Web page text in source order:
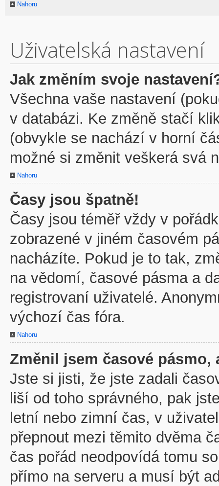
Nahoru
Uživatelská nastavení
Jak změním svoje
Všechna vaše nastavení
v databázi. Ke změně stačí
(obvykle se nachází v horní
možné si změnit veškerá svá
Nahoru
Časy jsou špatně!
Časy jsou téměř vždy v
zobrazené v jiném časovém
nacházíte. Pokud je to tak,
na vědomí, časové pásma a
registrovaní uživatelé.
výchozí čas fóra.
Nahoru
Změnil jsem časové pásmo,
Jste si jisti, že jste zadali
liší od toho správného, pak
letní nebo zimní čas, v
přepnout mezi těmito dvěma
čas pořád neodpovídá tomu
přímo na serveru a musí být